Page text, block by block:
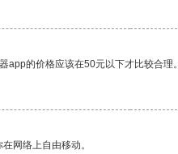
app的价格应该在50元以下才比较合理。
网络上自由移动。